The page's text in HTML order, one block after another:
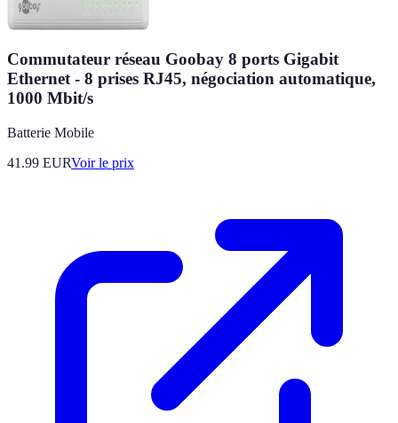
Commutateur réseau Goobay 8 ports Gigabit
Ethernet - 8 prises RJ45, négociation automatique,
1000 Mbit/s
Batterie Mobile
41.99 EURVoir le prix